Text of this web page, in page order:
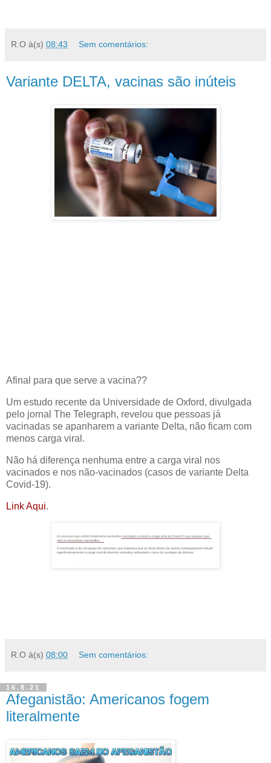
R.O à(s) 08:43 Sem comentários:
Variante DELTA, vacinas são inúteis
Afinal para que serve a vacina??
Um estudo recente da Universidade de Oxford, divulgada
pelo jornal The Telegraph, revelou que pessoas já
vacinadas se apanharem a variante Delta, não ficam com
menos carga viral.
Não há diferença nenhuma entre a carga viral nos
vacinados e nos não-vacinados (casos de variante Delta
Covid-19).
Link Aqui.
R.O à(s) 08:00 Sem comentários:
16.8.21
Afeganistão: Americanos fogem
literalmente